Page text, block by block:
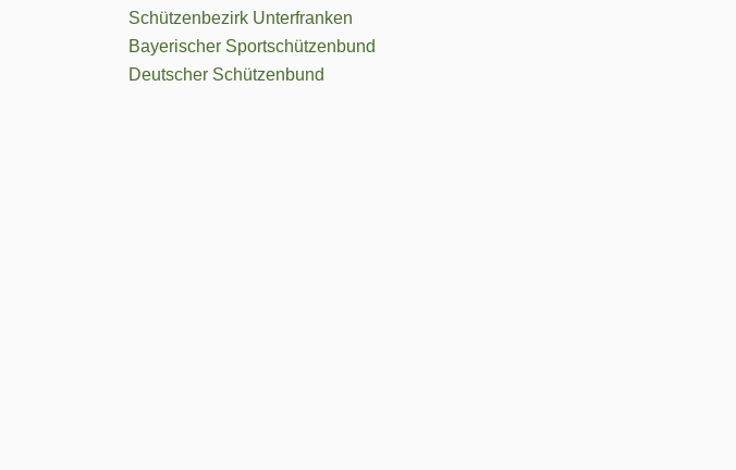
Schützenbezirk Unterfranken
Bayerischer Sportschützenbund
Deutscher Schützenbund